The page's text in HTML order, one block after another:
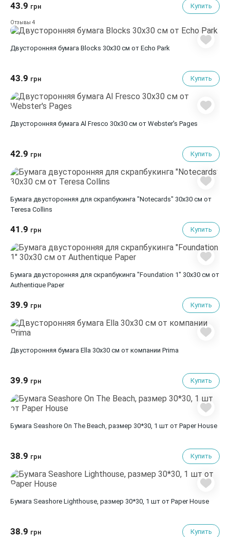
43.9 грн Купить
Отзывы 4
Двусторонняя бумага Blocks 30х30 см от Echo Park
43.9 грн Купить
Двусторонняя бумага Al Fresco 30х30 см от Webster's Pages
42.9 грн Купить
Бумага двусторонняя для скрапбукинга "Notecards" 30х30 см от
Teresa Collins
41.9 грн Купить
Бумага двусторонняя для скрапбукинга "Foundation 1" 30х30 см от
Authentique Paper
39.9 грн Купить
Двусторонняя бумага Ella 30х30 см от компании Prima
39.9 грн Купить
Бумага Seashore On The Beach, размер 30*30, 1 шт от Paper House
38.9 грн Купить
Бумага Seashore Lighthouse, размер 30*30, 1 шт от Paper House
38.9 грн Купить